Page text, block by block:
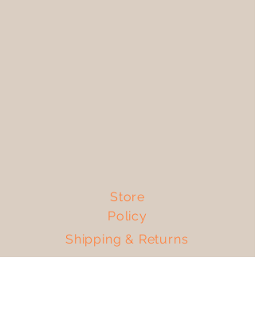
Store
Policy
Shipping & Returns